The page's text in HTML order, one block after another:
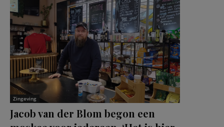
Zingeving
Jacob van der Blom begon een